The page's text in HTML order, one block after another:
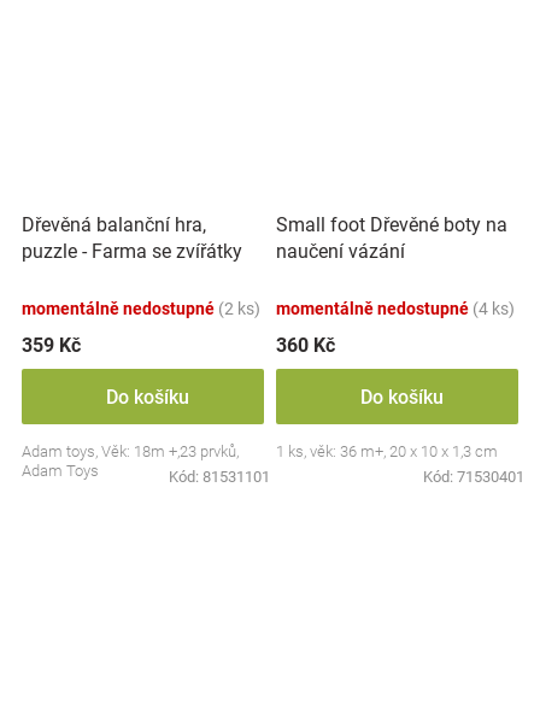
Dřevěná balanční hra,
puzzle - Farma se zvířátky
momentálně nedostupné (2 ks)
359 Kč
Do košíku
Adam toys, Věk: 18m +,23 prvků,
Adam Toys
Kód: 81531101
Small foot Dřevěné boty na
naučení vázání
momentálně nedostupné (4 ks)
360 Kč
Do košíku
1 ks, věk: 36 m+, 20 x 10 x 1,3 cm
Kód: 71530401